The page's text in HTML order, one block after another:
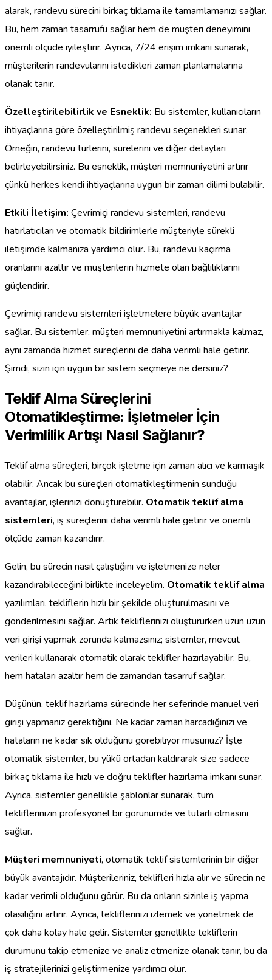
alarak, randevu sürecini birkaç tıklama ile tamamlamanızı sağlar.
Bu, hem zaman tasarrufu sağlar hem de müşteri deneyimini
önemli ölçüde iyileştirir. Ayrıca, 7/24 erişim imkanı sunarak,
müşterilerin randevularını istedikleri zaman planlamalarına
olanak tanır.
Özelleştirilebilirlik ve Esneklik: Bu sistemler, kullanıcıların
ihtiyaçlarına göre özelleştirilmiş randevu seçenekleri sunar.
Örneğin, randevu türlerini, sürelerini ve diğer detayları
belirleyebilirsiniz. Bu esneklik, müşteri memnuniyetini artırır
çünkü herkes kendi ihtiyaçlarına uygun bir zaman dilimi bulabilir.
Etkili İletişim: Çevrimiçi randevu sistemleri, randevu
hatırlatıcıları ve otomatik bildirimlerle müşteriyle sürekli
iletişimde kalmanıza yardımcı olur. Bu, randevu kaçırma
oranlarını azaltır ve müşterilerin hizmete olan bağlılıklarını
güçlendirir.
Çevrimiçi randevu sistemleri işletmelere büyük avantajlar
sağlar. Bu sistemler, müşteri memnuniyetini artırmakla kalmaz,
aynı zamanda hizmet süreçlerini de daha verimli hale getirir.
Şimdi, sizin için uygun bir sistem seçmeye ne dersiniz?
Teklif Alma Süreçlerini
Otomatikleştirme: İşletmeler İçin
Verimlilik Artışı Nasıl Sağlanır?
Teklif alma süreçleri, birçok işletme için zaman alıcı ve karmaşık
olabilir. Ancak bu süreçleri otomatikleştirmenin sunduğu
avantajlar, işlerinizi dönüştürebilir. Otomatik teklif alma
sistemleri, iş süreçlerini daha verimli hale getirir ve önemli
ölçüde zaman kazandırır.
Gelin, bu sürecin nasıl çalıştığını ve işletmenize neler
kazandırabileceğini birlikte inceleyelim. Otomatik teklif alma
yazılımları, tekliflerin hızlı bir şekilde oluşturulmasını ve
gönderilmesini sağlar. Artık tekliflerinizi oluştururken uzun uzun
veri girişi yapmak zorunda kalmazsınız; sistemler, mevcut
verileri kullanarak otomatik olarak teklifler hazırlayabilir. Bu,
hem hataları azaltır hem de zamandan tasarruf sağlar.
Düşünün, teklif hazırlama sürecinde her seferinde manuel veri
girişi yapmanız gerektiğini. Ne kadar zaman harcadığınızı ve
hataların ne kadar sık olduğunu görebiliyor musunuz? İşte
otomatik sistemler, bu yükü ortadan kaldırarak size sadece
birkaç tıklama ile hızlı ve doğru teklifler hazırlama imkanı sunar.
Ayrıca, sistemler genellikle şablonlar sunarak, tüm
tekliflerinizin profesyonel bir görünümde ve tutarlı olmasını
sağlar.
Müşteri memnuniyeti, otomatik teklif sistemlerinin bir diğer
büyük avantajıdır. Müşterileriniz, teklifleri hızla alır ve sürecin ne
kadar verimli olduğunu görür. Bu da onların sizinle iş yapma
olasılığını artırır. Ayrıca, tekliflerinizi izlemek ve yönetmek de
çok daha kolay hale gelir. Sistemler genellikle tekliflerin
durumunu takip etmenize ve analiz etmenize olanak tanır, bu da
iş stratejilerinizi geliştirmenize yardımcı olur.